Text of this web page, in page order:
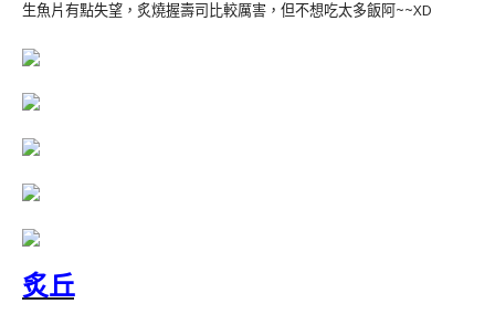
生魚片有點失望，炙燒握壽司比較厲害，但不想吃太多飯阿~~XD
炙丘